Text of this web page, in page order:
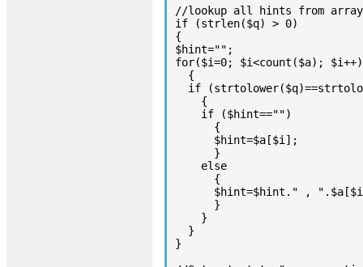
//lookup all hints from
if (strlen($q) > 0)
{
$hint="";
for($i=0; $i<count($a); $i++)
}